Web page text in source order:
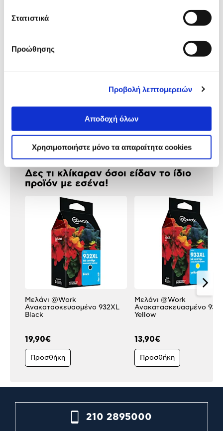
Στατιστικά
Προώθησης
Προβολή λεπτομερειών
Αποδοχή όλων
Χρησιμοποιήστε μόνο τα απαραίτητα cookies
Αναλυτική
προϊόντος
Αξιολογήσεις
Αξιολογήσεις
Δες τι κλίκαραν όσοι είδαν το ίδιο
προϊόν με εσένα!
Μελάνι @Work
Ανακατασκευασμένο 932XL
Black
19,90€
Προσθήκη
Μελάνι @Work
Ανακατασκευασμένο
Yellow
13,90€
Προσθήκη
210 2895000